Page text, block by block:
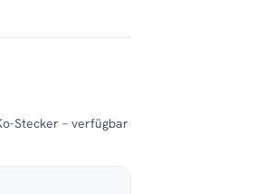
Stecker – verfügbar